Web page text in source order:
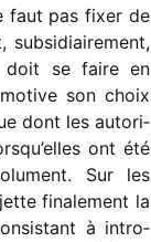
faut pas fixer de
subsi­diai­re­ment,
doit se faire en
son choix
dont les auto­ri­
ont été
Sur les
fina­le­ment la
à intro­